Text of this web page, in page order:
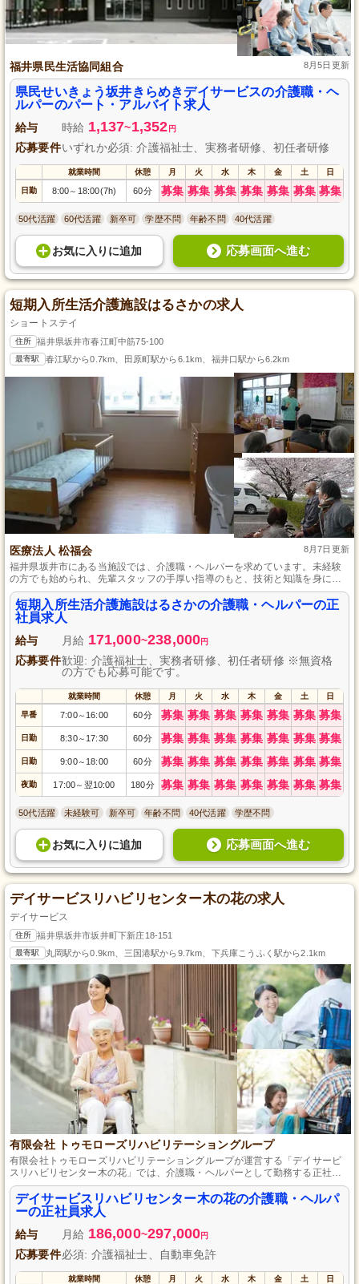
福井県民生活協同組合 8月5日更新
県民せいきょう坂井きらめきデイサービスの介護職・ヘ
ルパーのパート・アルバイト求人
給与 時給 1,137~1,352 円
応募要件いずれか必須: 介護福祉士、実務者研修、初任者研修
就業時間 休憩 月 火 水 木 金 土 日
日勤 8:00～ 18:00(7h) 60分 募集 募集 募集 募集 募集 募集 募集
50代活躍 60代活躍 新卒可 学歴不問 年齢不問 40代活躍
お気に入り に追加 応募画面へ進む
短期入所生活介護施設はるさかの求人
ショートステイ
住所 福井県坂井市春江町中筋75-100
最寄駅 春江駅から0.7km、田原町駅から6.1km、福井口駅から6.2km
医療法人 松福会 8月7日更新
福井県坂井市にある当施設では、介護職・ヘルパーを求めています。未経験
の方でも始められ、先輩スタッフの手厚い指導のもと、技術と知識を身につ
けながら成長できます。仕事とプライベートの調和が取れたシフト制で、年
間休日105日と休みも充実しています。地域密着で家庭的な雰囲気の中、利用
者様の快適な生活を支えるやりがいを感じられます。
短期入所生活介護施設はるさかの介護職・ヘルパーの正
社員求人
給与 月給 171,000~238,000円
応募要件歓迎: 介護福祉士、実務者研修、初任者研修 ※無資格
の方でも応募可能です。
就業時間 休憩 月 火 水 木 金 土 日
早番 7:00～ 16:00 60分 募集 募集 募集 募集 募集 募集 募集
日勤 8:30～ 17:30 60分 募集 募集 募集 募集 募集 募集 募集
日勤 9:00～ 18:00 60分 募集 募集 募集 募集 募集 募集 募集
夜勤 17:00～ 翌10:00 180分 募集 募集 募集 募集 募集 募集 募集
50代活躍 未経験可 新卒可 年齢不問 40代活躍 学歴不問
お気に入り に追加 応募画面へ進む
デイサービスリハビリセンター木の花の求人
デイサービス
住所 福井県坂井市坂井町下新庄18-151
最寄駅 丸岡駅から0.9km、三国港駅から9.7km、下兵庫こうふく駅から2.1km
有限会社 トゥモローズリハビリテーショングループ
有限会社トゥモローズリハビリテーショングループが運営する「デイサービ
スリハビリセンター木の花」では、介護職・ヘルパーとして勤務する正社員
を募集しています。勤務地は福井県坂井市で、資格や経験は問いません。温
かい環境で利用者の笑顔をサポートし、やりがいを感じながら働きません
か？ご応募お待ちしております。
デイサービスリハビリセンター木の花の介護職・ヘルパ
ーの正社員求人
給与 月給 186,000~297,000円
応募要件必須: 介護福祉士、自動車免許
就業時間 休憩 月 火 水 木 金 土 日